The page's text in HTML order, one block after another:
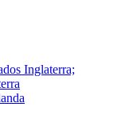
Inglaterra;